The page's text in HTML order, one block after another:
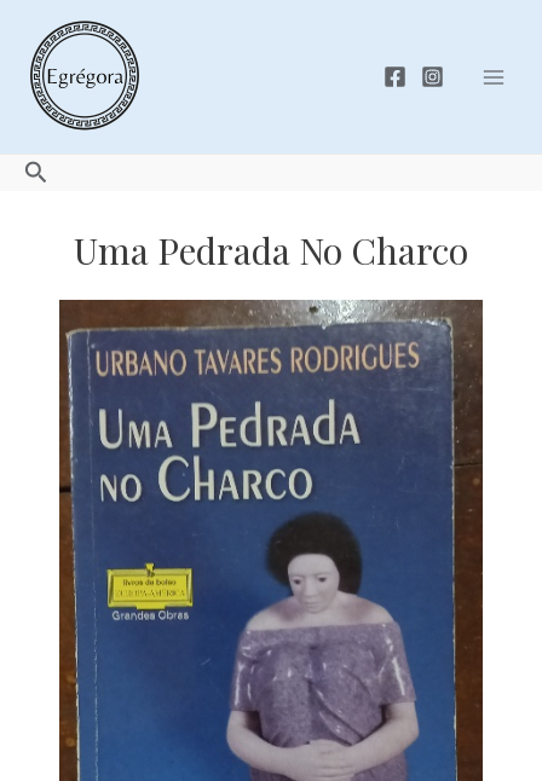
content
Search
Uma Pedrada No Charco